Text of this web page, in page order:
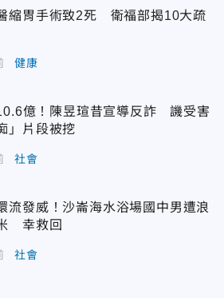
縮胃手術致2死 衛福部揭10大疏
健康
億！陳昱瑄昔宣導反詐 譏受害
」片段被挖
社會
流發威！沙崙海水浴場國中男遭浪
幸救回
社會